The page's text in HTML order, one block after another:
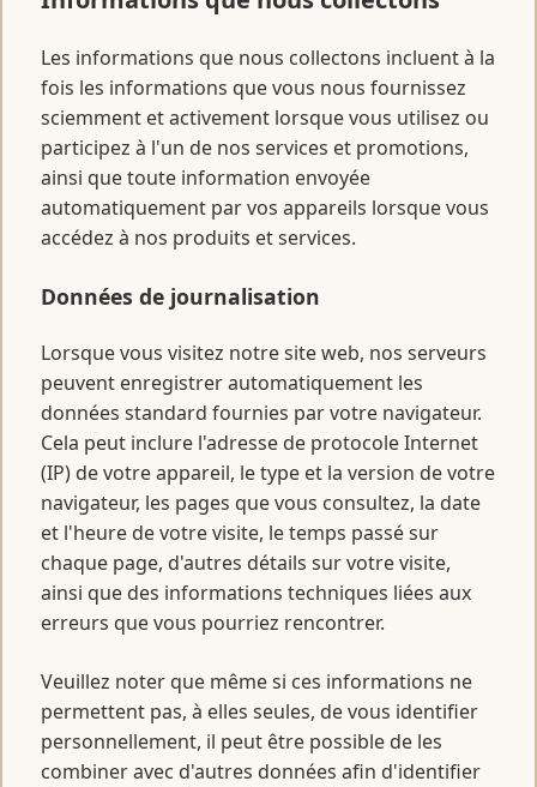
Les informations que nous collectons incluent à la
fois les informations que vous nous fournissez
sciemment et activement lorsque vous utilisez ou
participez à l'un de nos services et promotions,
ainsi que toute information envoyée
automatiquement par vos appareils lorsque vous
accédez à nos produits et services.
Données de journalisation
Lorsque vous visitez notre site web, nos serveurs
peuvent enregistrer automatiquement les
données standard fournies par votre navigateur.
Cela peut inclure l'adresse de protocole Internet
(IP) de votre appareil, le type et la version de votre
navigateur, les pages que vous consultez, la date
et l'heure de votre visite, le temps passé sur
chaque page, d'autres détails sur votre visite,
ainsi que des informations techniques liées aux
erreurs que vous pourriez rencontrer.
Veuillez noter que même si ces informations ne
permettent pas, à elles seules, de vous identifier
personnellement, il peut être possible de les
combiner avec d'autres données afin d'identifier